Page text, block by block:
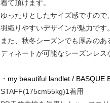
着て頂けます。
ゆったりとしたサイズ感ですの
羽織りやすいデザインが魅力です。
また、秋冬シーズンでも厚みの
ディネートが可能なシーズンレス
・ my beautiful landlet / BASQUE
STAFF(175cm55kg)1着用